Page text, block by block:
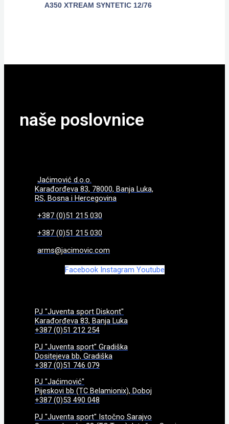
A350 XTREAM SYNTETIC 12/76
naše poslovnice
Jaćimović d.o.o.
Karađorđeva 83, 78000, Banja Luka,
RS, Bosna i Hercegovina
+387 (0)51 215 030
+387 (0)51 215 030
arms@jacimovic.com
Facebook Instagram Youtube
PJ "Juventa sport Diskont"
Karađorđeva 83, Banja Luka
+387 (0)51 212 254
PJ "Juventa sport" Gradiška
Dositejeva bb, Gradiška
+387 (0)51 746 079
PJ "Jaćimović"
Pijeskovi bb (TC Belamionix), Doboj
+387 (0)53 490 048
PJ "Juventa sport" Istočno Sarajvo